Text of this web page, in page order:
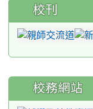
校刊
校務網站